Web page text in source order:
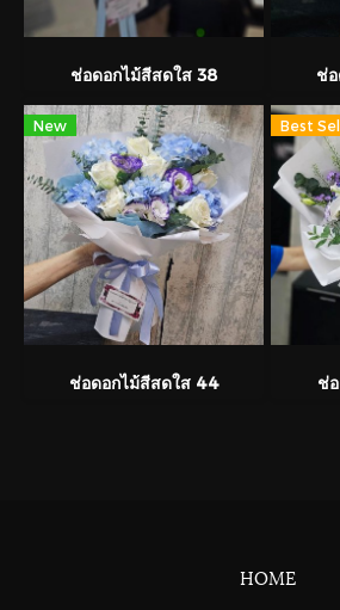
ช่อดอกไม้สีสดใส 38 ช่
New
ช่อดอกไม้สีสดใส 44
Best
ช่
HOME